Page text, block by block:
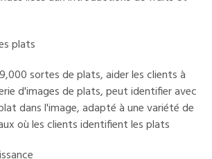
plats
sortes de plats, aider les clients à
d'images de plats, peut identifier avec
dans l'image, adapté à une variété de
où les clients identifient les plats